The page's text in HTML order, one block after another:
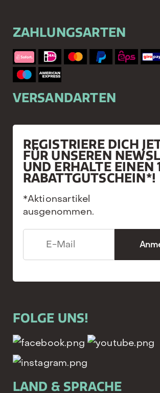
ZAHLUNGSARTEN
VERSANDARTEN
REGISTRIERE DICH
FÜR UNSEREN
UND ERHALTE EINEN
RABATTGUTSCHEIN*!
*Aktionsartikel
ausgenommen.
FOLGE UNS!
LAND & SPRACHE